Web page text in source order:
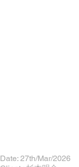
Date: 27th/Mar/2026